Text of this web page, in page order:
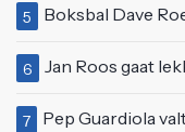
5 Boksbal Dave Roelvink blikt
6 Jan Roos gaat lekker
7 Pep Guardiola valt "fan" aan